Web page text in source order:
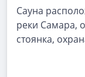
Сауна
реки Самара,
стоянка,